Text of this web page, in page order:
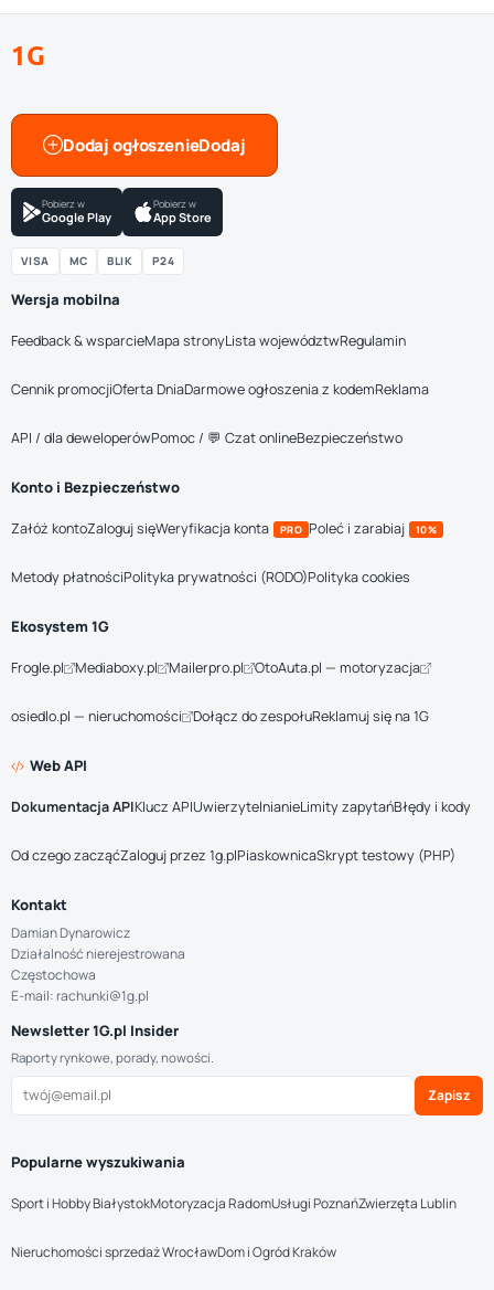
1G
Dodaj ogłoszenie
Pobierz w
Google Play
Pobierz w
App Store
VISA MC BLIK P24
Wersja mobilna
Feedback & wsparcieMapa stronyLista województwRegulamin
Cennik promocjiOferta DniaDarmowe ogłoszenia z kodemReklama
API / dla deweloperówPomoc / 💬 Czat onlineBezpieczeństwo
Konto i Bezpieczeństwo
Załóż kontoZaloguj sięWeryfikacja konta PRO Poleć i zarabiaj 10%
Metody płatnościPolityka prywatności (RODO)Polityka cookies
Ekosystem 1G
Frogle.pl Mediaboxy.pl Mailerpro.pl OtoAuta.pl — motoryzacja
osiedlo.pl — nieruchomości Dołącz do zespołuReklamuj się na 1G
Web API
Dokumentacja APIKlucz APIUwierzytelnianieLimity zapytańBłędy i kody
Od czego zacząćZaloguj przez 1g.plPiaskownicaSkrypt testowy (PHP)
Kontakt
Damian Dynarowicz
Działalność nierejestrowana
Częstochowa
E-mail: rachunki@1g.pl
Newsletter 1G.pl Insider
Raporty rynkowe, porady, nowości.
Zapisz
Popularne wyszukiwania
Sport i Hobby BiałystokMotoryzacja RadomUsługi PoznańZwierzęta Lublin
Nieruchomości sprzedaż WrocławDom i Ogród Kraków